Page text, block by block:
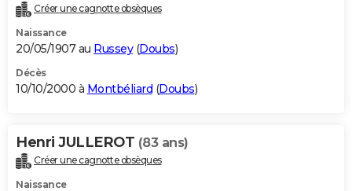
Créer une cagnotte obsèques
Naissance
20/05/1907 au Russey(Doubs)
Décès
10/10/2000 à Montbéliard (Doubs)
Henri JULLEROT (83 ans)
Créer une cagnotte obsèques
Naissance